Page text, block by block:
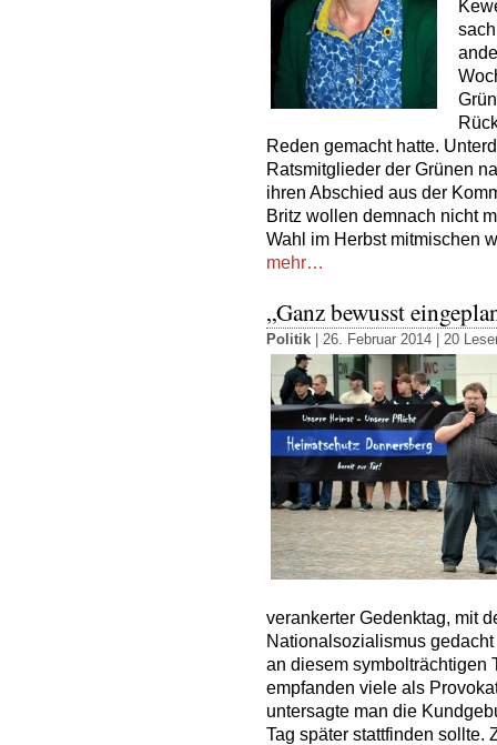
Reden gemacht hatte.
Ratsmitglieder der Grünen
ihren Abschied aus der
Britz wollen demnach nicht
Wahl im Herbst mitmischen
mehr…
„Ganz bewusst
Politik | 26. Februar 2014 | 20
verankerter Gedenktag, mit
Nationalsozialismus
an diesem symbolträchtigen
empfanden viele als
untersagte man die
Tag später stattfinden sollte.